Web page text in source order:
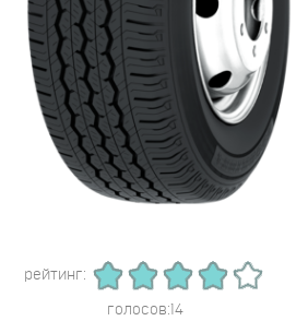
рейтинг:
голосов:14